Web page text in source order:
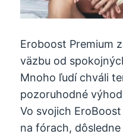
Eroboost Premium
väzbu od
Mnoho ľudí chváli
pozoruhodné
Vo svojich
na fórach,